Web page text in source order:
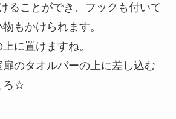
ることができ、フックも付いて
もかけられます。
に置けますね。
のタオルバーの上に差し込む
ろ☆